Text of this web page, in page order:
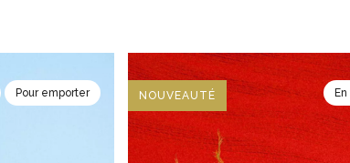
Pour emporter NOUVEAUTÉ